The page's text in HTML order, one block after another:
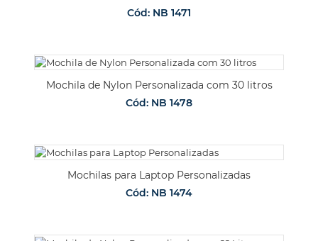
Cód: NB 1471
Mochila de Nylon Personalizada com 30 litros
Cód: NB 1478
Mochilas para Laptop Personalizadas
Cód: NB 1474